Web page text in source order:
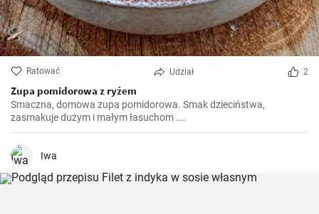
Ratować Udział 2
Zupa pomidorowa z ryżem
Smaczna, domowa zupa pomidorowa. Smak dzieciństwa,
zasmakuje dużym i małym łasuchom .
https://gabciakowegotowanie24.blogspot.com/2024/10/zupa-
pomidorowa-z-ryzem.html
Iwa